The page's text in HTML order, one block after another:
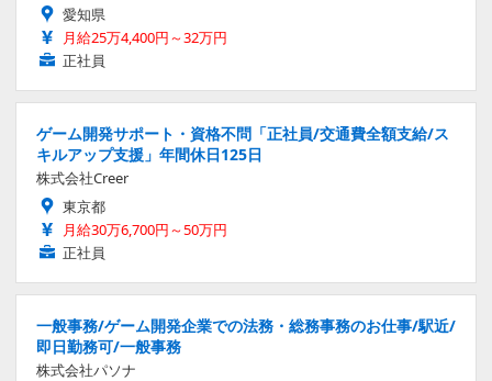
愛知県
月給25万4,400円～32万円
正社員
ゲーム開発サポート・資格不問「正社員/交通費全額支給/ス
キルアップ支援」年間休日125日
株式会社Creer
東京都
月給30万6,700円～50万円
正社員
一般事務/ゲーム開発企業での法務・総務事務のお仕事/駅近/
即日勤務可/一般事務
株式会社パソナ